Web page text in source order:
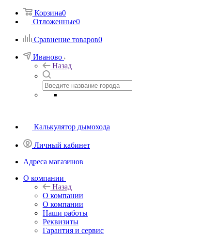
Корзина0
Отложенные0
Сравнение товаров0
Иваново
Назад
Калькулятор дымохода
Личный кабинет
Адреса магазинов
O компании
Назад
O компании
О компании
Наши работы
Реквизиты
Гарантия и сервис